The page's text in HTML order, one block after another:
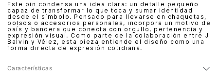
Este pin condensa una idea clara: un detalle pequeño
capaz de transformar lo que toca y sumar identidad
desde el símbolo. Pensado para llevarse en chaquetas,
bolsos o accesorios personales, incorpora un motivo de
país y bandera que conecta con orgullo, pertenencia y
expresión visual. Como parte de la colaboración entre J
Balvin y Vélez, esta pieza entiende el diseño como una
forma directa de expresión cotidiana.
Características